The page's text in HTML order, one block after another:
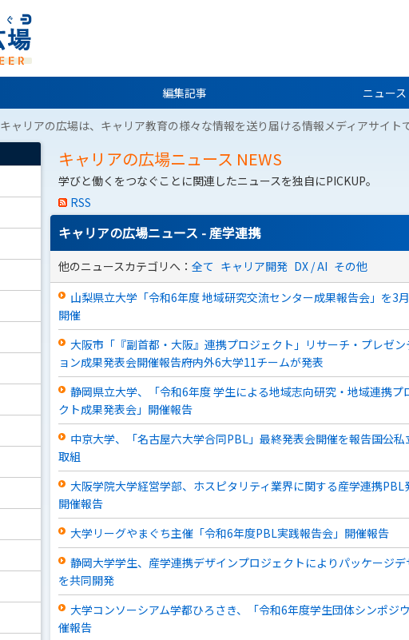
編集記事 ニュース
キャリアの広場は、キャリア教育の様々な情報を送り届ける情報メディアサイト
キャリアの広場ニュース NEWS
学びと働くをつなぐことに関連したニュースを独自にPICKUP。
RSS
キャリアの広場ニュース - 産学連携
他のニュースカテゴリへ： 全て キャリア開発 DX / AI その他
山梨県立大学「令和6年度 地域研究交流センター成果報告会」を3
開催
大阪市「『副首都・大阪』連携プロジェクト」リサーチ・プレゼン
ョン成果発表会開催報告――府内外6大学11チームが発表
静岡県立大学、「令和6年度 学生による地域志向研究・地域連携プ
クト成果発表会」開催報告
中京大学、「名古屋六大学合同PBL」最終発表会開催を報告――国公
取組
大阪学院大学経営学部、ホスピタリティ業界に関する産学連携PBL
開催報告
大学リーグやまぐち主催「令和6年度PBL実践報告会」開催報告
静岡大学学生、産学連携デザインプロジェクトによりパッケージデ
を共同開発
大学コンソーシアム学都ひろさき、「令和6年度学生団体シンポジ
催報告